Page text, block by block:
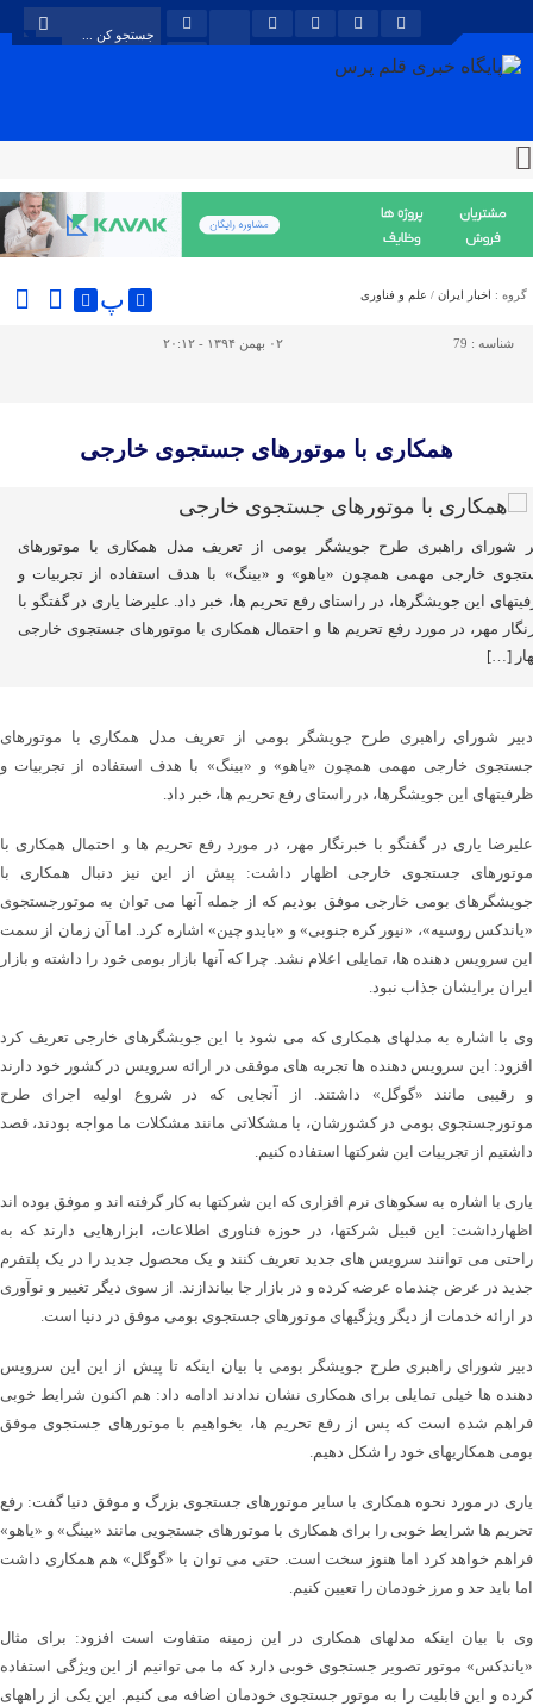
گروه : اخبار ایران / علم و فناوری پ
شناسه : 79 ۰۲ بهمن ۱۳۹۴ - ۲۰:۱۲
همکاری با موتورهای جستجوی خارجی
شورای راهبری طرح جویشگر بومی از تعریف مدل همکاری با موتورهای
خارجی مهمی همچون «یاهو» و «بینگ» با هدف استفاده از تجربیات و
این جویشگرها، در راستای رفع تحریم ها، خبر داد. علیرضا یاری در گفتگو با
مهر، در مورد رفع تحریم ها و احتمال همکاری با موتورهای جستجوی خارجی
[…]
دبیر شورای راهبری طرح جویشگر بومی از تعریف مدل همکاری با موتورهای
جستجوی خارجی مهمی همچون «یاهو» و «بینگ» با هدف استفاده از تجربیات و
ظرفیتهای این جویشگرها، در راستای رفع تحریم ها، خبر داد.
علیرضا یاری در گفتگو با خبرنگار مهر، در مورد رفع تحریم ها و احتمال همکاری با
موتورهای جستجوی خارجی اظهار داشت: پیش از این نیز دنبال همکاری با
جویشگرهای بومی خارجی موفق بودیم که از جمله آنها می توان به موتورجستجوی
«یاندکس روسیه»، «نیور کره جنوبی» و «بایدو چین» اشاره کرد. اما آن زمان از سمت
این سرویس دهنده ها، تمایلی اعلام نشد. چرا که آنها بازار بومی خود را داشته و بازار
ایران برایشان جذاب نبود.
وی با اشاره به مدلهای همکاری که می شود با این جویشگرهای خارجی تعریف کرد
افزود: این سرویس دهنده ها تجربه های موفقی در ارائه سرویس در کشور خود دارند
و رقیبی مانند «گوگل» داشتند. از آنجایی که در شروع اولیه اجرای طرح
موتورجستجوی بومی در کشورشان، با مشکلاتی مانند مشکلات ما مواجه بودند، قصد
داشتیم از تجرییات این شرکتها استفاده کنیم.
یاری با اشاره به سکوهای نرم افزاری که این شرکتها به کار گرفته اند و موفق بوده اند
اظهارداشت: این قبیل شرکتها، در حوزه فناوری اطلاعات، ابزارهایی دارند که به
راحتی می توانند سرویس های جدید تعریف کنند و یک محصول جدید را در یک پلتفرم
جدید در عرض چندماه عرضه کرده و در بازار جا بیاندازند. از سوی دیگر تغییر و نوآوری
در ارائه خدمات از دیگر ویژگیهای موتورهای جستجوی بومی موفق در دنیا است.
دبیر شورای راهبری طرح جویشگر بومی با بیان اینکه تا پیش از این این سرویس
دهنده ها خیلی تمایلی برای همکاری نشان ندادند ادامه داد: هم اکنون شرایط خوبی
فراهم شده است که پس از رفع تحریم ها، بخواهیم با موتورهای جستجوی موفق
بومی همکاریهای خود را شکل دهیم.
یاری در مورد نحوه همکاری با سایر موتورهای جستجوی بزرگ و موفق دنیا گفت: رفع
تحریم ها شرایط خوبی را برای همکاری با موتورهای جستجویی مانند «بینگ» و «یاهو»
فراهم خواهد کرد اما هنوز سخت است. حتی می توان با «گوگل» هم همکاری داشت
اما باید حد و مرز خودمان را تعیین کنیم.
وی با بیان اینکه مدلهای همکاری در این زمینه متفاوت است افزود: برای مثال
«یاندکس» موتور تصویر جستجوی خوبی دارد که ما می توانیم از این ویژگی استفاده
کرده و این قابلیت را به موتور جستجوی خودمان اضافه می کنیم. این یکی از راههای